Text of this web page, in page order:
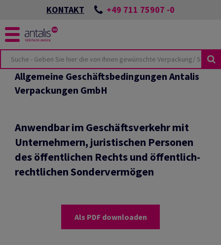
KONTAKT +49 711 75907 -0
& PALETTEN
ANTALIS
Allgemeine Geschäftsbedingungen Antalis
Verpackungen GmbH
Anwendbar im Geschäftsverkehr mit
Unternehmern, juristischen Personen
des öffentlichen Rechts und öffentlich-
rechtlichen Sondervermögen
Als PDF downloaden